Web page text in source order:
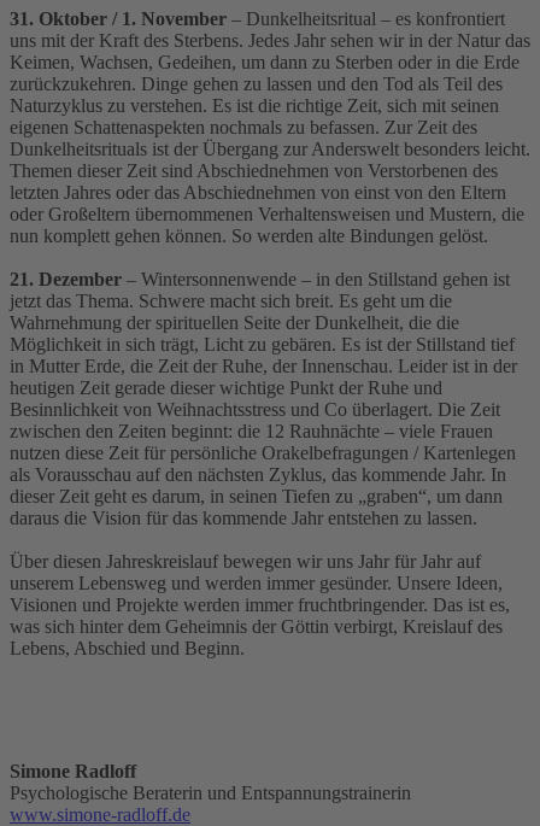
31. Oktober / 1. November – Dunkelheitsritual – es konfrontiert
uns mit der Kraft des Sterbens. Jedes Jahr sehen wir in der Natur das
Keimen, Wachsen, Gedeihen, um dann zu Sterben oder in die Erde
zurückzukehren. Dinge gehen zu lassen und den Tod als Teil des
Naturzyklus zu verstehen. Es ist die richtige Zeit, sich mit seinen
eigenen Schattenaspekten nochmals zu befassen. Zur Zeit des
Dunkelheitsrituals ist der Übergang zur Anderswelt besonders leicht.
Themen dieser Zeit sind Abschiednehmen von Verstorbenen des
letzten Jahres oder das Abschiednehmen von einst von den Eltern
oder Großeltern übernommenen Verhaltensweisen und Mustern, die
nun komplett gehen können. So werden alte Bindungen gelöst.
21. Dezember – Wintersonnenwende – in den Stillstand gehen ist
jetzt das Thema. Schwere macht sich breit. Es geht um die
Wahrnehmung der spirituellen Seite der Dunkelheit, die die
Möglichkeit in sich trägt, Licht zu gebären. Es ist der Stillstand tief
in Mutter Erde, die Zeit der Ruhe, der Innenschau. Leider ist in der
heutigen Zeit gerade dieser wichtige Punkt der Ruhe und
Besinnlichkeit von Weihnachtsstress und Co überlagert. Die Zeit
zwischen den Zeiten beginnt: die 12 Rauhnächte – viele Frauen
nutzen diese Zeit für persönliche Orakelbefragungen / Kartenlegen
als Vorausschau auf den nächsten Zyklus, das kommende Jahr. In
dieser Zeit geht es darum, in seinen Tiefen zu „graben“, um dann
daraus die Vision für das kommende Jahr entstehen zu lassen.
Über diesen Jahreskreislauf bewegen wir uns Jahr für Jahr auf
unserem Lebensweg und werden immer gesünder. Unsere Ideen,
Visionen und Projekte werden immer fruchtbringender. Das ist es,
was sich hinter dem Geheimnis der Göttin verbirgt, Kreislauf des
Lebens, Abschied und Beginn.
Simone Radloff
Psychologische Beraterin und Entspannungstrainerin
www.simone-radloff.de